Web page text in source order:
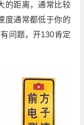
的距离，通常比较
度通常都低于你的
问题，开130肯定